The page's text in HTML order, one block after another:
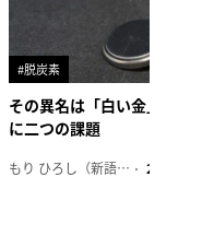
#脱炭素
その異名は「白い金」、リ
に二つの課題
もり ひろし（新語ウォッチャー） 2023年7